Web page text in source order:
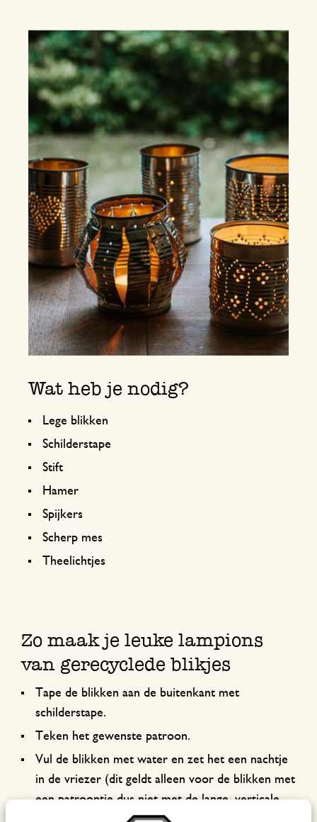
Wat heb je nodig?
Lege blikken
Schilderstape
Stift
Hamer
Spijkers
Scherp mes
Theelichtjes
Zo maak je leuke lampions
van gerecyclede blikjes
Tape de blikken aan de buitenkant met
schilderstape.
Teken het gewenste patroon.
Vul de blikken met water en zet het een nachtje
in de vriezer (dit geldt alleen voor de blikken met
een patroontje dus niet met de lange, verticale
sneden. Deze snijd je gewoon in met een mes.